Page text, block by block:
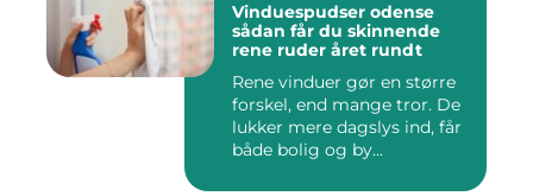
Vinduespudser odense
sådan får du skinnende
rene ruder året rundt
Rene vinduer gør en større
forskel, end mange tror. De
lukker mere dagslys ind, får
både bolig og by...